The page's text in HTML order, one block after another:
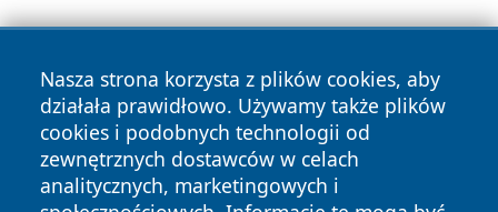
Nasza strona korzysta z plików cookies, aby
działała prawidłowo. Używamy także plików
cookies i podobnych technologii od
zewnętrznych dostawców w celach
analitycznych, marketingowych i
Copyright © 2026 dabrowski24.pl Wszystkie prawa
zastrzeżone.